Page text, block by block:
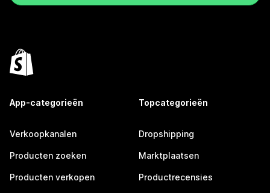
App-categorieën
Verkoopkanalen
Producten zoeken
Producten verkopen
Topcategorieën
Dropshipping
Marktplaatsen
Productrecensies